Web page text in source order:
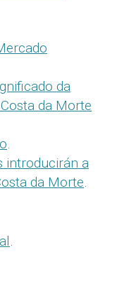
da
da Morte
.
introducirán a
da Morte.
.